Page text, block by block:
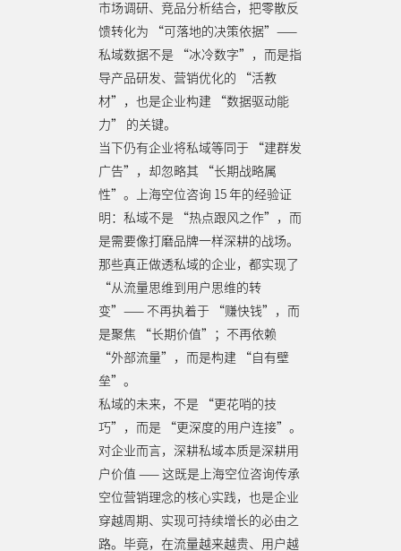
市场调研、竞品分析结合，把零散反
馈转化为 “可落地的决策依据”——
私域数据不是 “冰冷数字”，而是指
导产品研发、营销优化的 “活教
材”，也是企业构建 “数据驱动能
力” 的关键。
当下仍有企业将私域等同于 “建群发
广告”，却忽略其 “长期战略属
性”。上海空位咨询 15 年的经验证
明：私域不是 “热点跟风之作”，而
是需要像打磨品牌一样深耕的战场。
那些真正做透私域的企业，都实现了
“从流量思维到用户思维的转
变”—— 不再执着于 “赚快钱”，而
是聚焦 “长期价值”；不再依赖
“外部流量”，而是构建 “自有壁
垒”。
私域的未来，不是 “更花哨的技
巧”，而是 “更深度的用户连接”。
对企业而言，深耕私域本质是深耕用
户价值 —— 这既是上海空位咨询传承
空位营销理念的核心实践，也是企业
穿越周期、实现可持续增长的必由之
路。毕竟，在流量越来越贵、用户越